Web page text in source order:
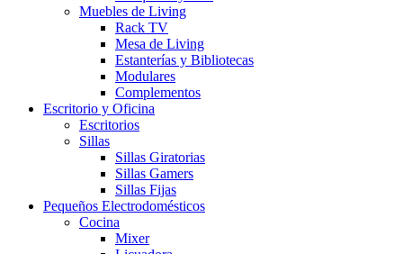
Muebles de Living
Rack TV
Mesa de Living
Estanterías y Bibliotecas
Modulares
Complementos
Escritorio y Oficina
Escritorios
Sillas
Sillas Giratorias
Sillas Gamers
Sillas Fijas
Pequeños Electrodomésticos
Cocina
Mixer